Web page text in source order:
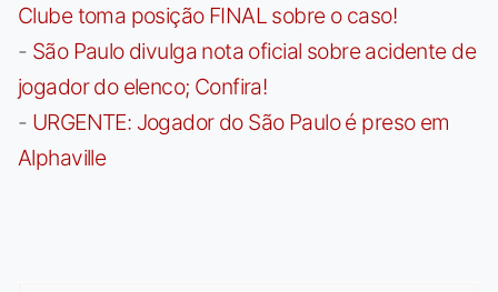
Clube toma posição FINAL sobre o caso!
- São Paulo divulga nota oficial sobre acidente de
jogador do elenco; Confira!
- URGENTE: Jogador do São Paulo é preso em
Alphaville